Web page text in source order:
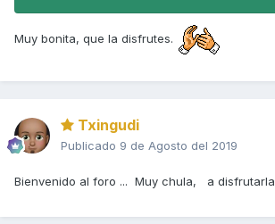
Muy bonita, que la disfrutes.
Txingudi
Publicado 9 de Agosto del 2019
Bienvenido al foro ... Muy chula, a disfrutarla